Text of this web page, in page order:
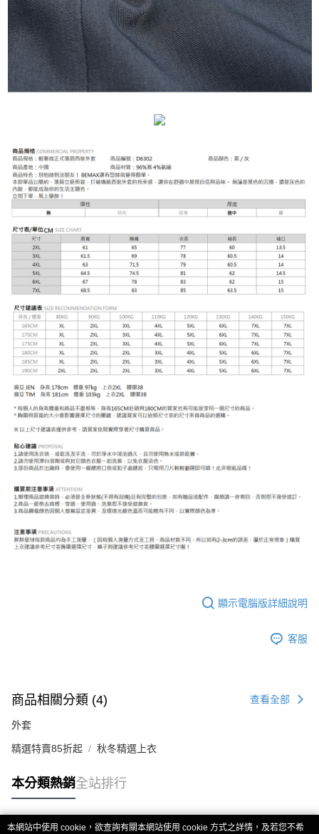
顯示電腦版詳細說明
客服
商品相關分類 (4) 查看全部
外套
精選特賣85折起 秋冬精選上衣
本分類熱銷全站排行
本網站中使用 cookie，欲查詢有關本網站使用 cookie 方式之詳情，及若您不希